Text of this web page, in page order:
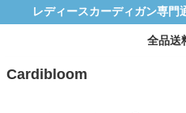
レディースカーディガン専門
全品送
Cardibloom